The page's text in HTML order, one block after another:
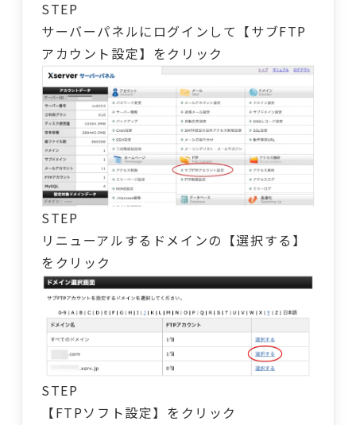
STEP
サーバーパネルにログインして【サブFTP
アカウント設定】をクリック
STEP
リニューアルするドメインの【選択する】
をクリック
STEP
【FTPソフト設定】をクリック